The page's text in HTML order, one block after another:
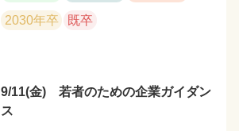
2030年卒 既卒
9/11(金) 若者のための企業ガイダン
ス